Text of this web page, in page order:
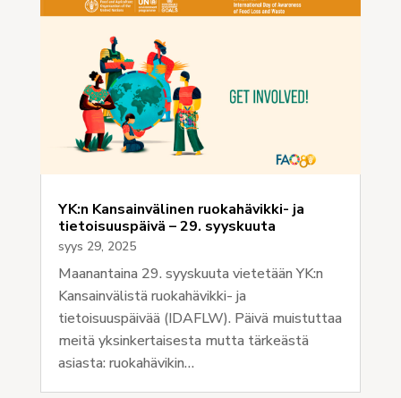
YK:n Kansainvälinen ruokahävikki- ja
tietoisuuspäivä – 29. syyskuuta
syys 29, 2025
Maanantaina 29. syyskuuta vietetään YK:n
Kansainvälistä ruokahävikki- ja
tietoisuuspäivää (IDAFLW). Päivä muistuttaa
meitä yksinkertaisesta mutta tärkeästä
asiasta: ruokahävikin…